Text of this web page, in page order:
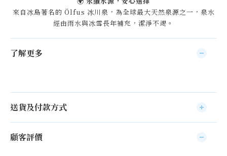
來自冰島著名的 Ölfus 冰川泉，為全球最大天然泉源之一，泉水
經由雨水與冰雪長年補充，潔淨不竭。
了解更多
送貨及付款方式
顧客評價